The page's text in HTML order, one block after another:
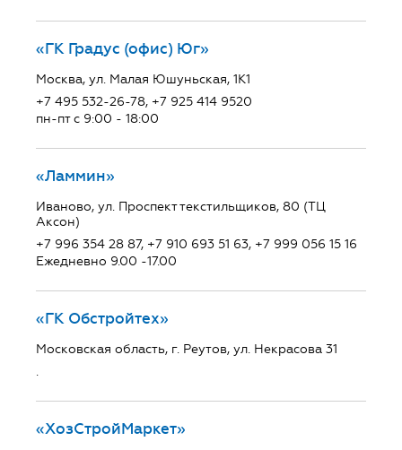
«ГК Градус (офис) Юг»
Москва, ул. Малая Юшуньская, 1К1
+7 495 532-26-78, +7 925 414 9520
пн-пт с 9:00 - 18:00
«Ламмин»
Иваново, ул. Проспект текстильщиков, 80 (ТЦ
Аксон)
+7 996 354 28 87, +7 910 693 51 63, +7 999 056 15 16
Ежедневно 9.00 -17.00
«ГК Обстройтех»
Московская область, г. Реутов, ул. Некрасова 31
.
«ХозСтройМаркет»